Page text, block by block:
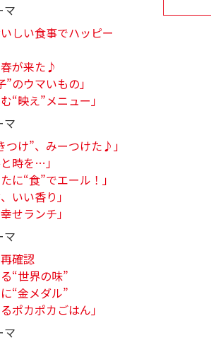
マ
いしい食事でハッピー
が来た♪
”のウマいもの」
“映え”メニュー」
マ
つけ”、みーつけた♪」
時を…」
に“食”でエール！」
いい香り」
せランチ」
マ
確認
“世界の味”
“金メダル”
ポカポカごはん」
マ